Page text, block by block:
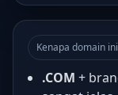
Kenapa domain
.COM +